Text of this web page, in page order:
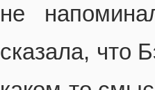
не
сказала, что